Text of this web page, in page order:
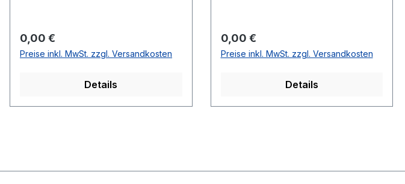
Regulärer Preis:
0,00 €
Preise inkl. MwSt. zzgl. Versandkosten
Details
Regulärer Preis:
0,00 €
Preise inkl. MwSt. zzgl. Versandkosten
Details